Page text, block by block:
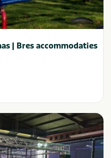
| Bres accommodaties